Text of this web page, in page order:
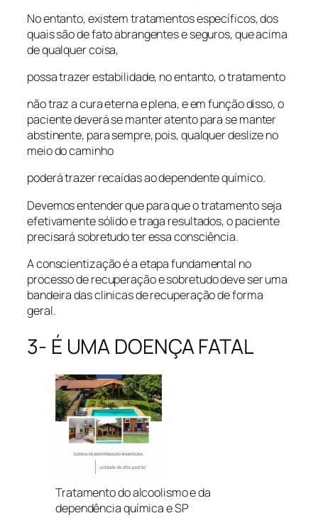
No entanto, existem tratamentos específicos, dos
quais são de fato abrangentes e seguros, que acima
de qualquer coisa,
possa trazer estabilidade, no entanto, o tratamento
não traz a cura eterna e plena, e em função disso, o
paciente deverá se manter atento para se manter
abstinente, para sempre, pois, qualquer deslize no
meio do caminho
poderá trazer recaídas ao dependente químico.
Devemos entender que para que o tratamento seja
efetivamente sólido e traga resultados, o paciente
precisará sobretudo ter essa consciência.
A conscientização é a etapa fundamental no
processo de recuperação e sobretudo deve ser uma
bandeira das clinicas de recuperação de forma
geral.
3- É UMA DOENÇA FATAL
Tratamento do alcoolismo e da
dependência química e SP